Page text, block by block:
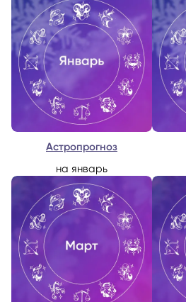
Астропрогноз
на январь